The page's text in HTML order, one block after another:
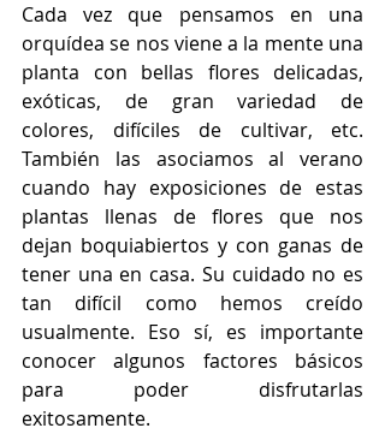
Cada vez que pensamos en una
orquídea se nos viene a la mente una
planta con bellas flores delicadas,
exóticas, de gran variedad de
colores, difíciles de cultivar, etc.
También las asociamos al verano
cuando hay exposiciones de estas
plantas llenas de flores que nos
dejan boquiabiertos y con ganas de
tener una en casa. Su cuidado no es
tan difícil como hemos creído
usualmente. Eso sí, es importante
conocer algunos factores básicos
para poder disfrutarlas
exitosamente.